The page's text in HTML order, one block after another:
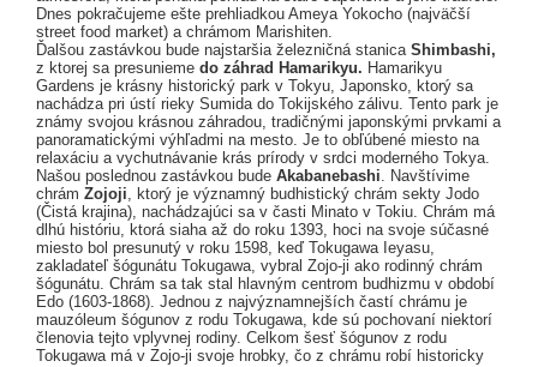
Dnes pokračujeme ešte prehliadkou Ameya Yokocho (najväčší
street food market) a chrámom Marishiten.
Ďalšou zastávkou bude najstaršia železničná stanica Shimbashi,
z ktorej sa presunieme do záhrad Hamarikyu. Hamarikyu
Gardens je krásny historický park v Tokyu, Japonsko, ktorý sa
nachádza pri ústí rieky Sumida do Tokijského zálivu. Tento park je
známy svojou krásnou záhradou, tradičnými japonskými prvkami a
panoramatickými výhľadmi na mesto. Je to obľúbené miesto na
relaxáciu a vychutnávanie krás prírody v srdci moderného Tokya.
Našou poslednou zastávkou bude Akabanebashi. Navštívime
chrám Zojoji, ktorý je významný budhistický chrám sekty Jodo
(Čistá krajina), nachádzajúci sa v časti Minato v Tokiu. Chrám má
dlhú históriu, ktorá siaha až do roku 1393, hoci na svoje súčasné
miesto bol presunutý v roku 1598, keď Tokugawa Ieyasu,
zakladateľ šógunátu Tokugawa, vybral Zojo-ji ako rodinný chrám
šógunátu. Chrám sa tak stal hlavným centrom budhizmu v období
Edo (1603-1868). Jednou z najvýznamnejších častí chrámu je
mauzóleum šógunov z rodu Tokugawa, kde sú pochovaní niektorí
členovia tejto vplyvnej rodiny. Celkom šesť šógunov z rodu
Tokugawa má v Zojo-ji svoje hrobky, čo z chrámu robí historicky